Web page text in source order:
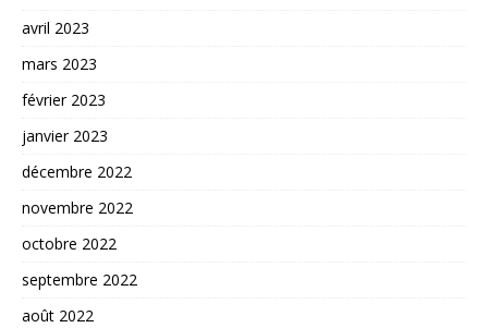
avril 2023
mars 2023
février 2023
janvier 2023
décembre 2022
novembre 2022
octobre 2022
septembre 2022
août 2022